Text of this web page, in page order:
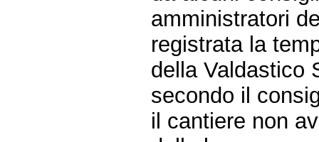
amministratori
registrata la
della Valdastico
secondo il
il cantiere non